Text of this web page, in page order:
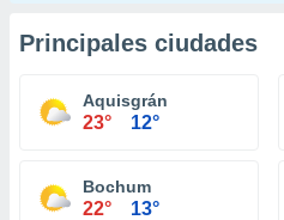
Principales ciudades
Aquisgrán
23° 12°
Bochum
22° 13°